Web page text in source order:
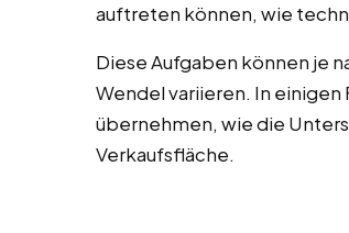
auftreten können, wie
Diese Aufgaben können je
Wendel variieren. In einigen
übernehmen, wie die
Verkaufsfläche.